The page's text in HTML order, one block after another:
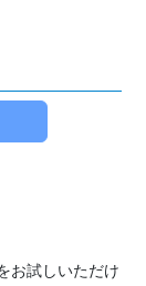
お試しいただけ